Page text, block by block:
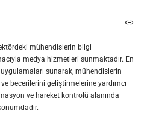
mühendislerin bilgi
medya hizmetleri sunmaktadır. En
sunarak, mühendislerin
becerilerini geliştirmelerine yardımcı
ve hareket kontrolü alanında